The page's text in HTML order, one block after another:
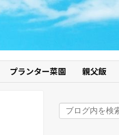
プランター菜園 親父飯